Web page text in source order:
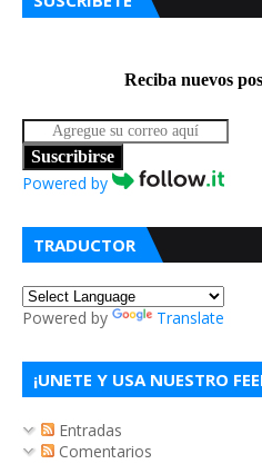
Reciba nuevos
Suscribirse
Powered by
TRADUCTOR
Powered by Translate
¡UNETE Y USA NUESTRO
Entradas
Comentarios